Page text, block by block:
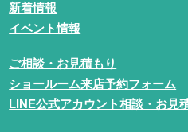
新着情報
イベント情報
ご相談・お見積もり
ショールーム来店予約フォーム
LINE公式アカウント相談・お見